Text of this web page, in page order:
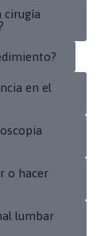
cirugía
en el
o hacer
lumbar